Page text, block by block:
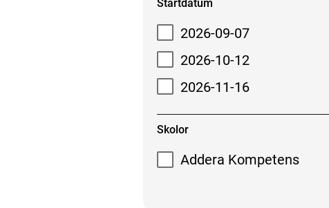
Startdatum
2026-09-07
2026-10-12
2026-11-16
Skolor
Addera Kompetens